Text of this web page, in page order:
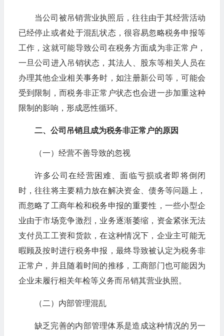
当公司被吊销营业执照后，往往由于其经营活动
已经停止或者处于混乱状态，很容易忽略税务申报等
工作，这就可能导致公司在税务方面成为非正常户，
一旦公司进入吊销状态，其法人、股东等相关人员在
办理其他企业相关事务时，如注册新公司等，可能会
受到限制，而税务非正常户状态也会进一步加重这种
限制的影响，形成恶性循环。
二、公司吊销且成为税务非正常户的原因
（一）经营不善导致的忽视
许多公司在经营困难、面临亏损或者即将倒闭
时，往往将主要精力放在解决资金、债务等问题上，
而忽略了工商年检和税务申报的重要性，一些小型企
业由于市场竞争激烈，业务逐渐萎缩，资金紧张无法
支付员工工资和货款，在这种情况下，企业主可能无
暇顾及按时进行税务申报，最终导致被认定为税务非
正常户，并且随着时间的推移，工商部门也可能因为
企业未履行相关年检等义务而吊销其营业执照。
（二）内部管理混乱
缺乏完善的内部管理体系是造成这种情况的另一